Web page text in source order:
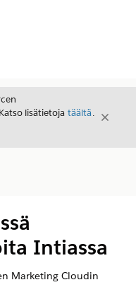
lisätietoja täältä.
Sulje
Intiassa
Marketing Cloudin